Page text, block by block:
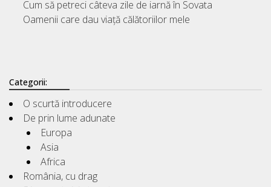
Cum să petreci câteva zile de iarnă în Sovata
Oamenii care dau viață călătoriilor mele
Categorii:
O scurtă introducere
De prin lume adunate
Europa
Asia
Africa
România, cu drag